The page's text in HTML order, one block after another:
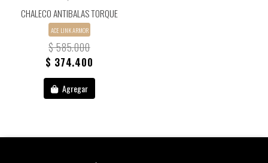
CHALECO ANTIBALAS TORQUE
ACE LINK ARMOR
$ 585.000
$ 374.400
Agregar